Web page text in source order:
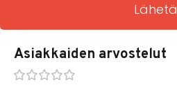
Lähetä
Asiakkaiden arvostelut